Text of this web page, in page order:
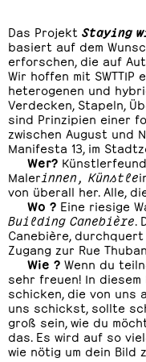
Das Projekt Staying
basiert auf dem
erforschen, die auf
Wir hoffen mit
heterogenen und
Verdecken, Stapeln,
sind Prinzipien einer
zwischen August und
Manifesta 13, im
Wer?
Malerinnen, Künstle
von überall her. Alle,
Wo ? Eine riesige
Building Canebière
Canebière,
Zugang zur Rue
Wie ? Wenn du
sehr freuen! In diesem
schicken, die von uns
uns schickst, sollte
groß sein, wie du
das. Es wird auf so
wie nötig um dein